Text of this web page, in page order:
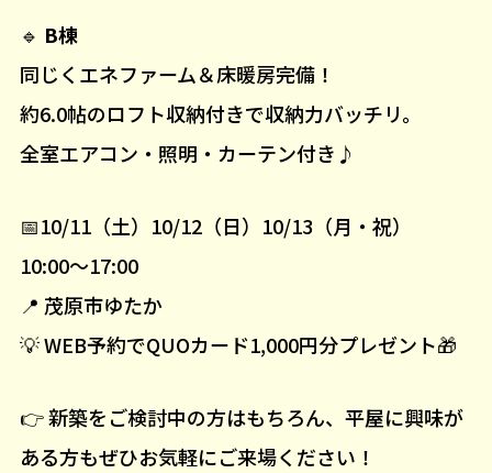
🔹 B棟
同じくエネファーム＆床暖房完備！
約6.0帖のロフト収納付きで収納力バッチリ。
全室エアコン・照明・カーテン付き♪
📅10/11（土）10/12（日）10/13（月・祝）
10:00〜17:00
📍 茂原市ゆたか
💡 WEB予約でQUOカード1,000円分プレゼント🎁
👉 新築をご検討中の方はもちろん、平屋に興味が
ある方もぜひお気軽にご来場ください！